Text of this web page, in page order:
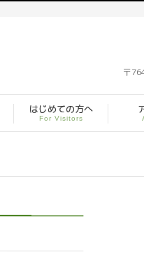
〒
はじめての方へ
For Visitors